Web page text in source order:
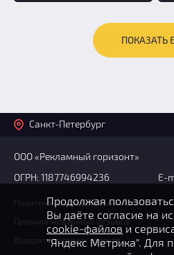
ПОКАЗАТЬ
Санкт-Петербург
ООО «Рекламный горизонт»
ОГРН: 1187746994236
E-
Политика конфиденциальности
Правила модерации отзывов
Возврат денежных средств
Продолжая
Вы даёте согласие на
cookie-файлови
"Яндекс Метрика". Для